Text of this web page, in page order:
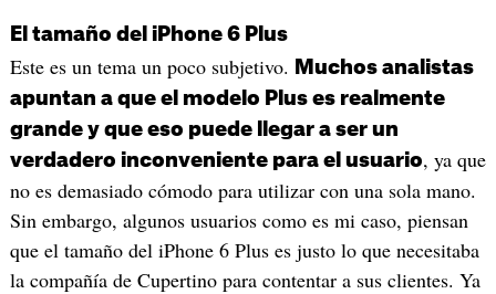
El tamaño del iPhone 6 Plus
Este es un tema un poco subjetivo.
Muchos analistas
apuntan a que el modelo Plus es realmente
grande y que eso puede llegar a ser un
verdadero inconveniente para el usuario, ya que
no es demasiado cómodo para utilizar con una sola mano.
Sin embargo, algunos usuarios como es mi caso, piensan
que el tamaño del iPhone 6 Plus es justo lo que necesitaba
la compañía de Cupertino para contentar a sus clientes. Ya